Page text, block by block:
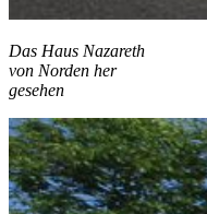
Das Haus Nazareth
von Norden her
gesehen